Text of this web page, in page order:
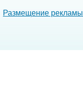
Размещение рекламы